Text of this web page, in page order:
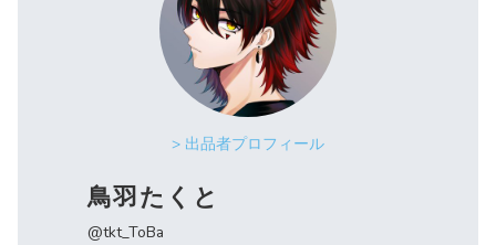
> 出品者プロフィール
鳥羽たくと
@tkt_ToBa